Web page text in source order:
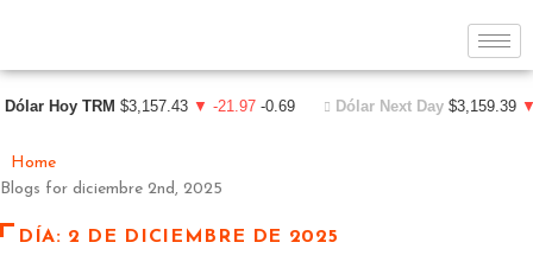
Dólar Hoy TRM $3,157.43 ▼ -21.97 -0.69 Dólar Next Day $3,159.39
Home
Blogs for diciembre 2nd, 2025
DÍA: 2 DE DICIEMBRE DE 2025